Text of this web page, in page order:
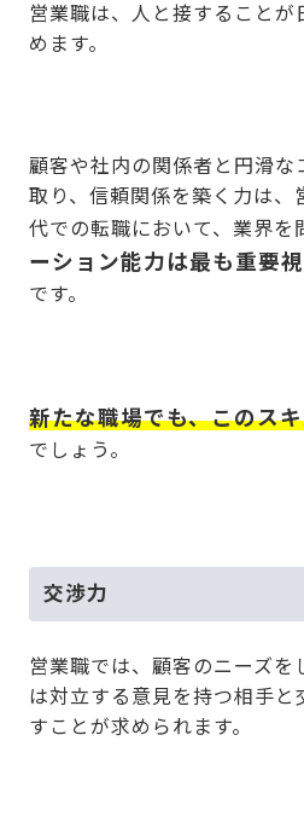
営業職は、人と接することが
めます。
顧客や社内の関係者と円滑な
取り、信頼関係を築く力は、
代での転職において、業界を
ーション能力は最も重要
です。
新たな職場でも、このス
でしょう。
交渉力
営業職では、顧客のニーズを
は対立する意見を持つ相手と
すことが求められます。